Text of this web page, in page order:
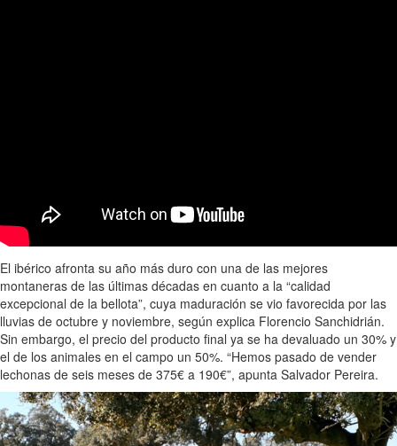
El ibérico afronta su año más duro con una de las mejores
montaneras de las últimas décadas en cuanto a la “calidad
excepcional de la bellota”, cuya maduración se vio favorecida por las
lluvias de octubre y noviembre, según explica Florencio Sanchidrián.
Sin embargo, el precio del producto final ya se ha devaluado un 30% y
el de los animales en el campo un 50%. “Hemos pasado de vender
lechonas de seis meses de 375€ a 190€”, apunta Salvador Pereira.